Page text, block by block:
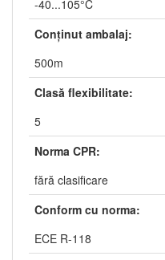
-40...105°C
Conţinut ambalaj:
500m
Clasă flexibilitate:
5
Norma CPR:
fără clasificare
Conform cu norma:
ECE R-118